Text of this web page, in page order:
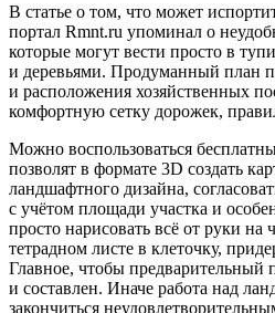
В статье о том, что может
портал Rmnt.ru упоминал о
которые могут вести просто в
и деревьями. Продуманный план
и расположения хозяйственных
комфортную сетку дорожек,
Можно воспользоваться
позволят в формате 3D создать
ландшафтного дизайна,
с учётом площади участка и
просто нарисовать всё от руки на
тетрадном листе в клеточку,
Главное, чтобы предварительный
и составлен. Иначе работа над
закончиться